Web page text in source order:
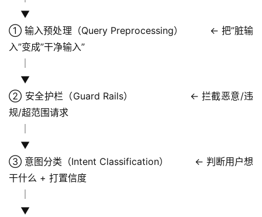
▼
① 输入预处理（Query Preprocessing）         ← 把”脏输
入”变成”干净输入”
▼
② 安全护栏（Guard Rails）                  ← 拦截恶意/违
规/超范围请求
▼
③ 意图分类（Intent Classification）         ← 判断用户想
干什么 + 打置信度
▼